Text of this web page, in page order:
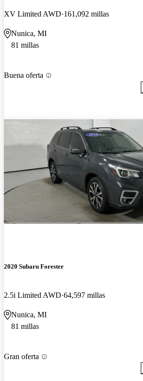
XV Limited AWD 161,092 millas
Nunica, MI
81 millas
Buena oferta
2020 Subaru Forester
2.5i Limited AWD 64,597 millas
Nunica, MI
81 millas
Gran oferta